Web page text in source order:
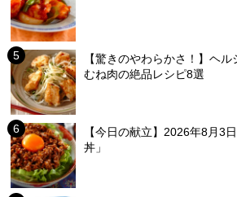
【驚きのやわらかさ！】ヘ
むね肉の絶品レシピ8選
【今日の献立】2026年8月3
丼」